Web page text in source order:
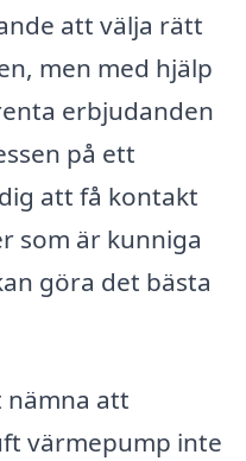
att välja rätt
men med hjälp
erbjudanden
på ett
att få kontakt
som är kunniga
göra det bästa
nämna att
värmepump inte